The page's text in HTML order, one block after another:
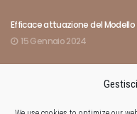
Efficace attuazione del Modello
15 Gennaio 2024
Indici rivelatori